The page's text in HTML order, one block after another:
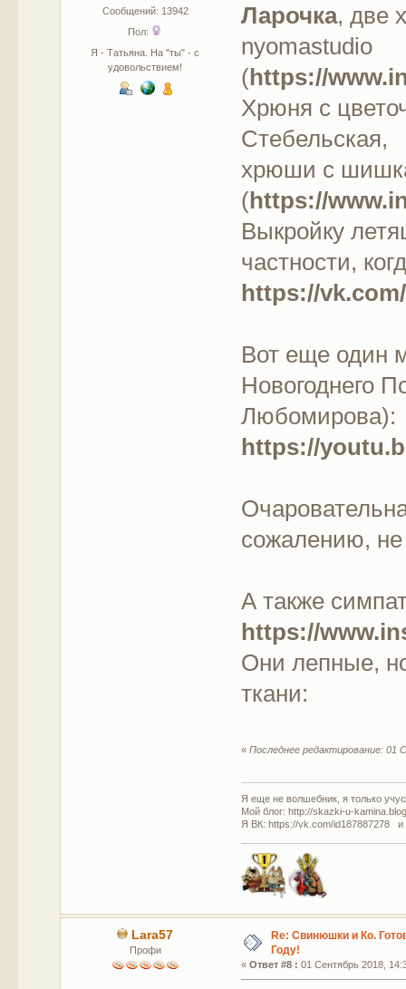
Сообщений: 13942
Пол:
Я - Татьяна. На "ты" - с
удовольствием!
Ларочка, две
nyomastudio
(https://
Хрюня с
Стебельская,
хрюши с
(https://
Выкройку
частности,
https://
Вот еще один
Новогоднего
Любомирова):
https://
сожалению,
А также
https://
Они лепные,
ткани:
«Последнее редактирование: 01
Я еще не волшебник, я только
Мой блог: http://skazki-u-
Я ВК: https://vk.com/id187887278 и
Lara57
Профи
Re: Свинюшки и Ко.
Году!
«Ответ #8 : 01 Сентябрь 2018,